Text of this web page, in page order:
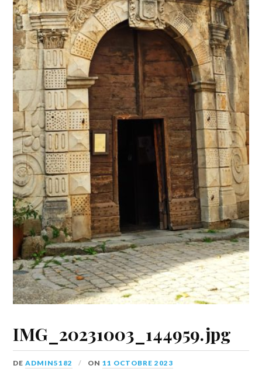
IMG_20231003_144959.jpg
DEADMIN5182 ON11 OCTOBRE 2023